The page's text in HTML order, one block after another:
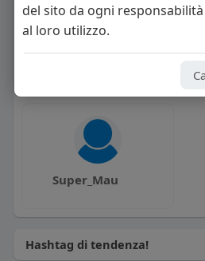
Super_Mau
Hashtag di tendenza!
del sito da ogni
al loro utilizzo.